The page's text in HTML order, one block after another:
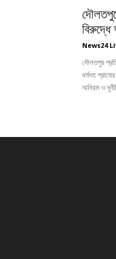
বিরুদ্ধে
News24
দৌলতপুর
ধর্মদহ
অনিয়ম ও